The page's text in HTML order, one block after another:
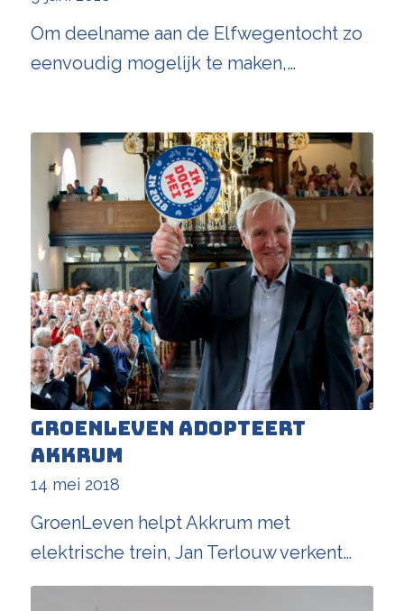
Om deelname aan de Elfwegentocht zo
eenvoudig mogelijk te maken,…
GroenLeven adopteert
Akkrum
14 mei 2018
GroenLeven helpt Akkrum met
elektrische trein, Jan Terlouw verkent…